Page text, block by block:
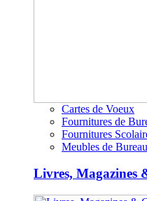
Cartes de Voeux
Fournitures de
Fournitures
Meubles de Bureau
Livres, Magazines